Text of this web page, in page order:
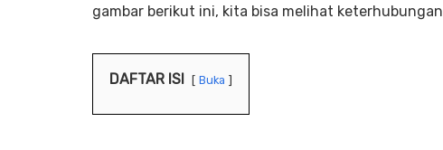
gambar berikut ini, kita bisa melihat keterhubungan
DAFTAR ISI Buka